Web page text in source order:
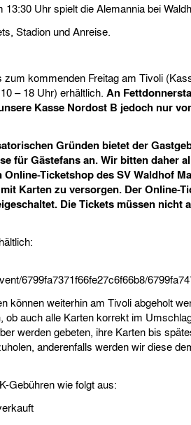
Uhr spielt die Alemannia bei
Stadion und Anreise.
zum kommenden Freitag am Tivoli
– 18 Uhr) erhältlich. An
Kasse Nordost B jedoch nur
Gründen bietet der
für Gästefans an. Wir bitten daher
Ticketshop des SV Waldhof
Karten zu versorgen. Der Online-
Die Tickets müssen nicht
6799fa7371f66fe27c6f66b8/
können weiterhin am Tivoli abgeholt
ob auch alle Karten korrekt im
werden gebeten, ihre Karten bis
anderenfalls werden wir diese
Gebühren wie folgt aus: